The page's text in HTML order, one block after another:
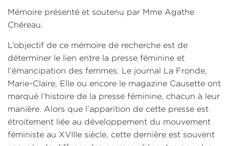
Mémoire présenté et soutenu par Mme Agathe
Chéreau.
L’objectif de ce mémoire de recherche est de
déterminer le lien entre la presse féminine et
l’émancipation des femmes. Le journal La Fronde,
Marie-Claire, Elle ou encore le magazine Causette ont
marqué l’histoire de la presse féminine, chacun à leur
manière. Alors que l’apparition de cette presse est
étroitement liée au développement du mouvement
féministe au XVIIIe siècle, cette dernière est souvent